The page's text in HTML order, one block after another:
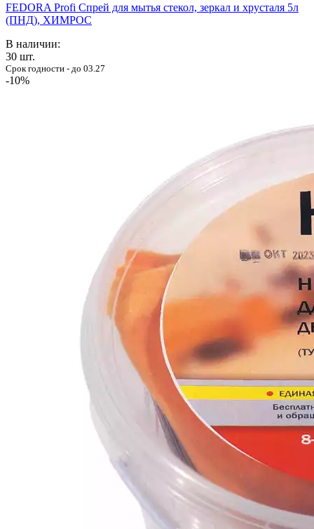
FEDORA Profi Спрей для мытья стекол, зеркал и хрусталя 5л
(ПНД), ХИМРОС
В наличии:
30 шт.
Срок годности - до 03.27
-10%